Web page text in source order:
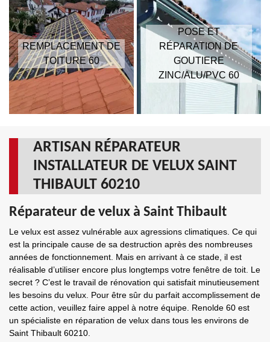
REMPLACEMENT DE
TOITURE 60
POSE ET
RÉPARATION DE
GOUTIERE
ZINC/ALU/PVC 60
ARTISAN RÉPARATEUR
INSTALLATEUR DE VELUX SAINT
THIBAULT 60210
Réparateur de velux à Saint Thibault
Le velux est assez vulnérable aux agressions climatiques. Ce qui
est la principale cause de sa destruction après des nombreuses
années de fonctionnement. Mais en arrivant à ce stade, il est
réalisable d’utiliser encore plus longtemps votre fenêtre de toit. Le
secret ? C’est le travail de rénovation qui satisfait minutieusement
les besoins du velux. Pour être sûr du parfait accomplissement de
cette action, veuillez faire appel à notre équipe. Renolde 60 est
un spécialiste en réparation de velux dans tous les environs de
Saint Thibault 60210.